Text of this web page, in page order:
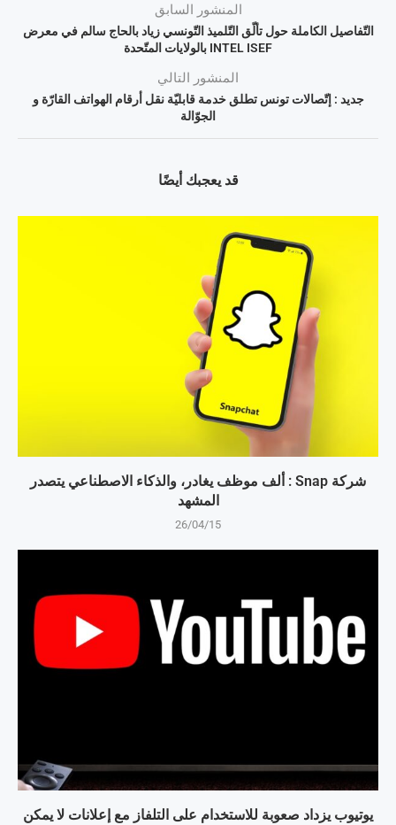
المنشور السابق
التّفاصيل الكاملة حول تألّق التّلميذ التّونسي زياد بالحاج سالم في معرض
INTEL ISEF بالولايات المتّحدة
المنشور التالي
جديد : إتّصالات تونس تطلق خدمة قابليّة نقل أرقام الهواتف القارّة و
الجوّالة
قد يعجبك أيضًا
شركة Snap : ألف موظف يغادر، والذكاء الاصطناعي يتصدر
المشهد
26/04/15
يوتيوب يزداد صعوبة للاستخدام على التلفاز مع إعلانات لا يمكن